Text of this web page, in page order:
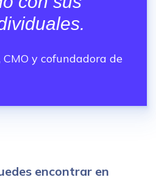
y cofundadora de
encontrar en